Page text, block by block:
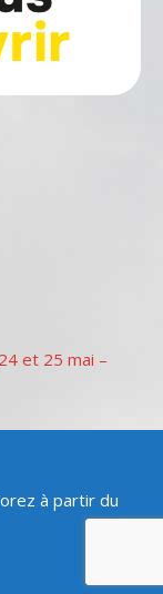
et 25 mai –
à partir du